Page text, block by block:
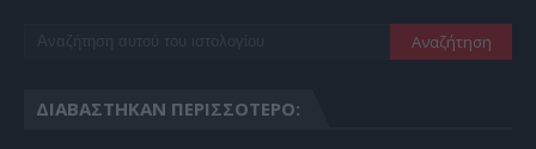
ΔΙΑΒΆΣΤΗΚΑΝ ΠΕΡΙΣΣΌΤΕΡΟ: